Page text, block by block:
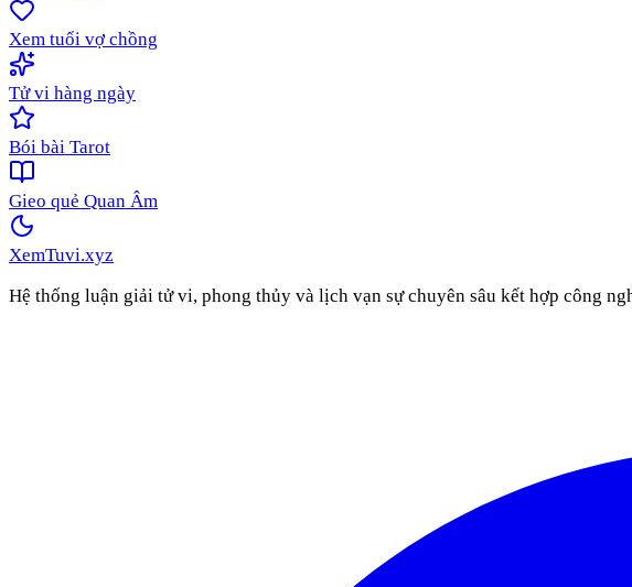
Xem tuổi vợ chồng
Tử vi hàng ngày
Bói bài Tarot
Gieo quẻ Quan Âm
XemTuvi.xyz
Hệ thống luận giải tử vi, phong thủy và lịch vạn sự chuyên sâu kết hợp công